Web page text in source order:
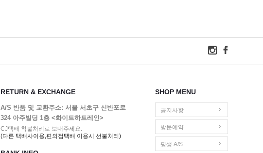
RETURN & EXCHANGE
A/S 반품 및 교환주소: 서울 서초구 신반포로
324 아주빌딩 1층 <화이트하트레인>
CJ택배 착불처리로 보내주세요.
(다른 택배사이용,편의점택배 이용시 선불처리)
SHOP MENU
공지사항
방문예약
평생 A/S